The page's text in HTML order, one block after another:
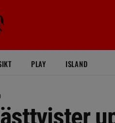
PLAY ISLAND